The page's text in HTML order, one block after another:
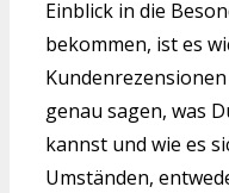
Einblick in die
bekommen, ist es
genau sagen, was
kannst und wie es
Umständen,